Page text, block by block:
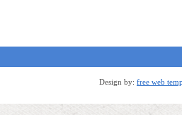
Design by: free web